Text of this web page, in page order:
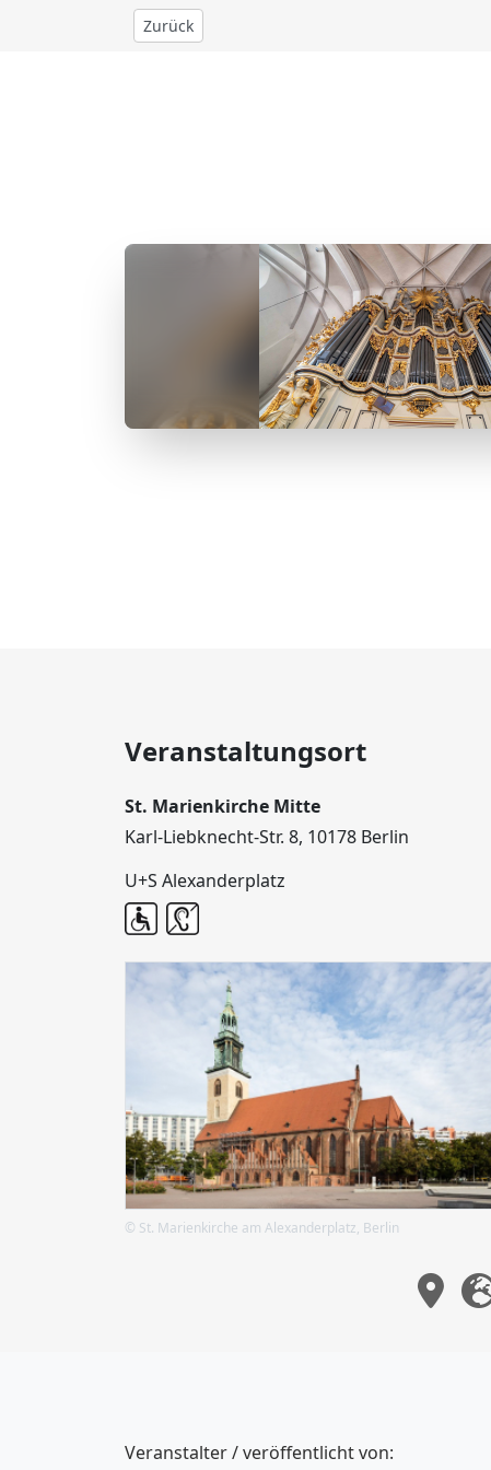
Zurück
Veranstaltungsort
St. Marienkirche Mitte
Karl-Liebknecht-Str. 8, 10178 Berlin
U+S Alexanderplatz
© St. Marienkirche am Alexanderplatz, Berlin
Veranstalter / veröffentlicht von: